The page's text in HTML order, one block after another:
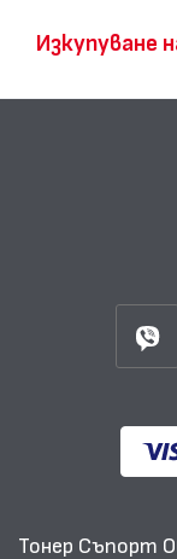
Изкупуване
Тонер Съпорт